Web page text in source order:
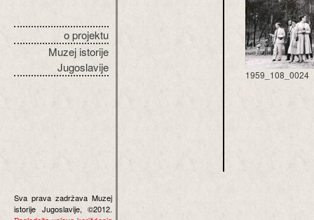
o projektu
Muzej istorije
Jugoslavije
Sva prava zadržava Muzej
istorije Jugoslavije, ©2012.
1959_108_0024